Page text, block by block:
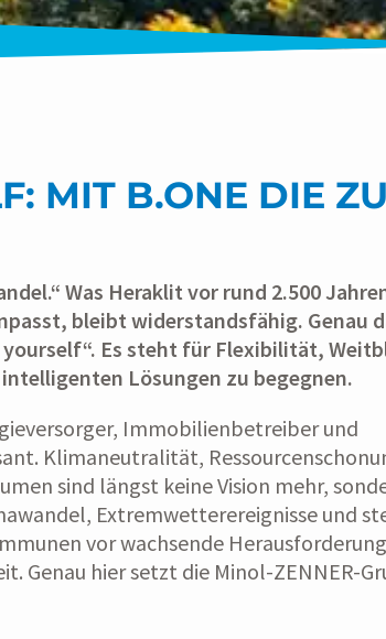
MIT B.ONE DIE
Was Heraklit vor rund 2.500
bleibt widerstandsfähig. Genau
Es steht für Flexibilität,
Lösungen zu begegnen.
Immobilienbetreiber und
Klimaneutralität,
sind längst keine Vision mehr,
Extremwetterereignisse und
vor wachsende
Genau hier setzt die Minol-ZENNER-